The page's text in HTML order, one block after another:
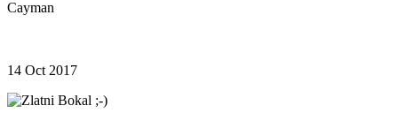
Cayman
14 Oct 2017